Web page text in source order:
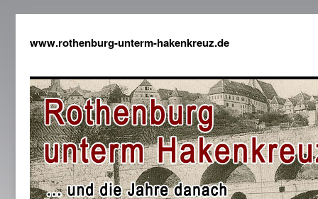
www.rothenburg-unterm-hakenkreuz.de